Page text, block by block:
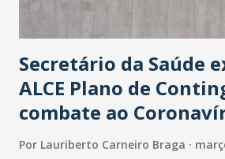
Secretário da Saúde
ALCE Plano de
combate ao
Por Lauriberto Carneiro Braga